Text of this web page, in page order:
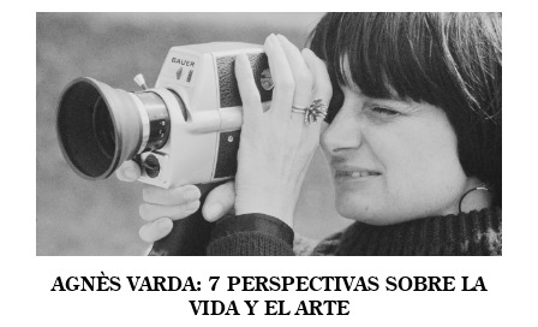
AGNÈS VARDA: 7 PERSPECTIVAS SOBRE LA
VIDA Y EL ARTE